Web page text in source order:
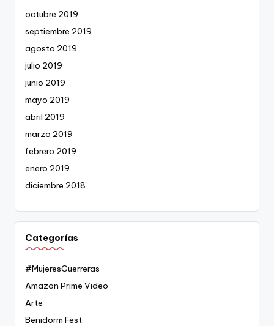
octubre 2019
septiembre 2019
agosto 2019
julio 2019
junio 2019
mayo 2019
abril 2019
marzo 2019
febrero 2019
enero 2019
diciembre 2018
Categorías
#MujeresGuerreras
Amazon Prime Video
Arte
Benidorm Fest